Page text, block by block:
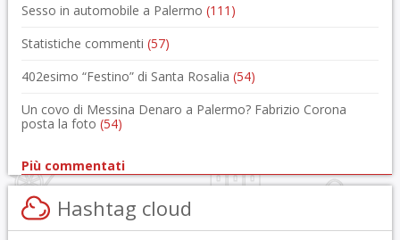
Sesso in automobile a Palermo (111)
Statistiche commenti (57)
402esimo “Festino” di Santa Rosalia (54)
Un covo di Messina Denaro a Palermo? Fabrizio Corona
posta la foto (54)
Più commentati
Hashtag cloud